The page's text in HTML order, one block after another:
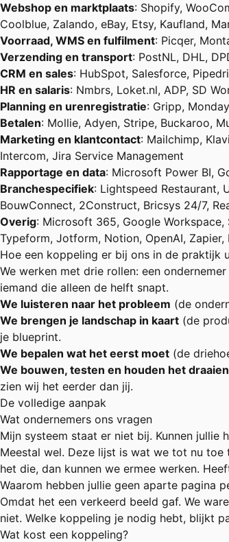
Webshop en marktplaats: Shopify,
Coolblue, Zalando, eBay, Etsy, Kaufland,
Voorraad, WMS en fulfilment: Picqer,
Verzending en transport: PostNL, DHL,
CRM en sales: HubSpot, Salesforce,
HR en salaris: Nmbrs, Loket.nl, ADP, SD
Planning en urenregistratie: Gripp,
Betalen: Mollie, Adyen, Stripe, Buckaroo,
Marketing en klantcontact: Mailchimp,
Intercom, Jira Service Management
Rapportage en data: Microsoft Power BI,
Branchespecifiek: Lightspeed Restaurant,
BouwConnect, 2Construct, Bricsys 24/7,
Overig: Microsoft 365, Google Workspace,
Typeform, Jotform, Notion, OpenAI,
Hoe een koppeling er bij ons in de praktijk
We werken met drie rollen: een
iemand die alleen de helft snapt.
We luisteren naar het probleem (de
We brengen je landschap in kaart (de
je blueprint.
We bepalen wat het eerst moet (de
We bouwen, testen en houden het
zien wij het eerder dan jij.
De volledige aanpak
Wat ondernemers ons vragen
Mijn systeem staat er niet bij. Kunnen jullie
Meestal wel. Deze lijst is wat we tot nu toe
het die, dan kunnen we ermee werken.
Waarom hebben jullie geen aparte pagina
Omdat het een verkeerd beeld gaf. We
niet. Welke koppeling je nodig hebt, blijkt
Wat kost een koppeling?